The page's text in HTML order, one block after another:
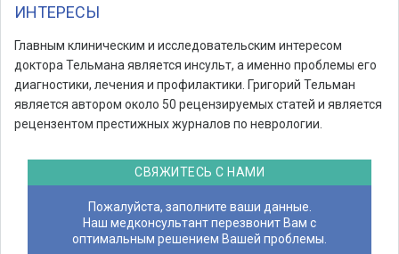
ИНТЕРЕСЫ
Главным клиническим и исследовательским интересом
доктора Тельмана является инсульт, а именно проблемы его
диагностики, лечения и профилактики. Григорий Тельман
является автором около 50 рецензируемых статей и является
рецензентом престижных журналов по неврологии.
СВЯЖИТЕСЬ С НАМИ
Пожалуйста, заполните ваши данные.
Наш медконсультант перезвонит Вам с
оптимальным решением Вашей проблемы.